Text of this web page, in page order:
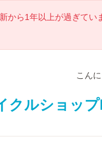
から1年以上が過ぎて
こん
クルショッ